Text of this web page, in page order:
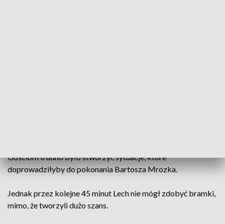
Gościom trudno było stworzyć sytuacje, które
doprowadziłyby do pokonania Bartosza Mrozka.
Jednak przez kolejne 45 minut Lech nie mógł zdobyć bramki,
mimo, że tworzyli dużo szans.